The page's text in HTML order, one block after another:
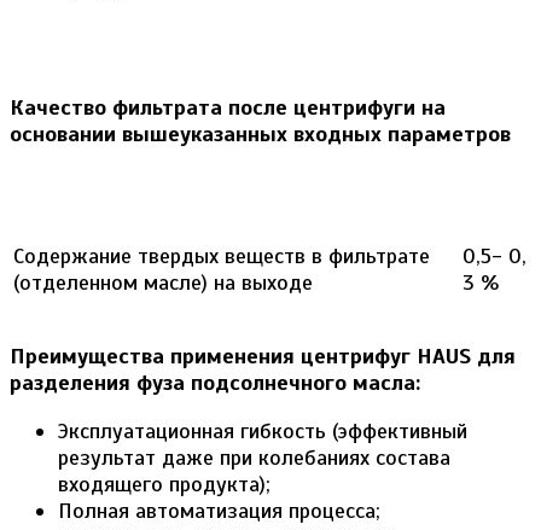
Качество фильтрата после центрифуги на
основании вышеуказанных входных параметров
Содержание твердых веществ в фильтрате
(отделенном масле) на выходе
0,5- 0,
3 %
Преимущества применения центрифуг HAUS для
разделения фуза подсолнечного масла:
Эксплуатационная гибкость (эффективный
результат даже при колебаниях состава
входящего продукта);
Полная автоматизация процесса;